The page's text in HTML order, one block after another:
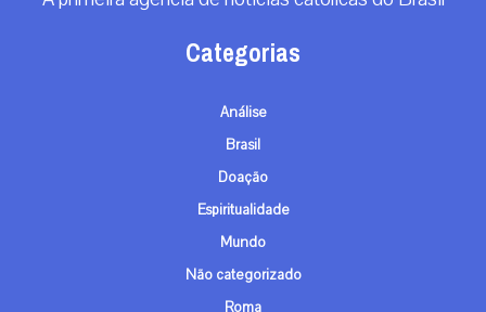
Arquivos
Contato
info@gaudiumpress.org
São Paulo, Brasil